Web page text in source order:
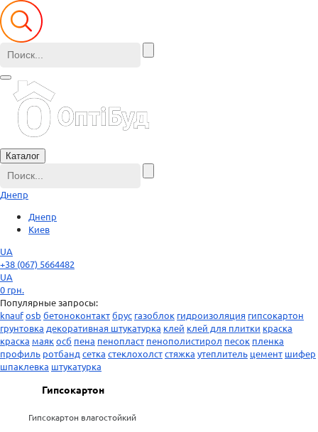
Каталог
Днепр
Днепр
Киев
UA
+38 (067) 5664482
UA
0 грн.
Популярные запросы:
knaufosb бетоноконтактбрус газоблок гидроизоляция гипсокартон
грунтовка декоративная штукатурка клей клей для плитки краска
краска маякосб пена пенопласт пенополистирол песок пленка
профиль ротбанд сетка стеклохолстстяжка утеплитель цемент шифер
шпаклевка штукатурка
Гипсокартон
Гипсокартон влагостойкий